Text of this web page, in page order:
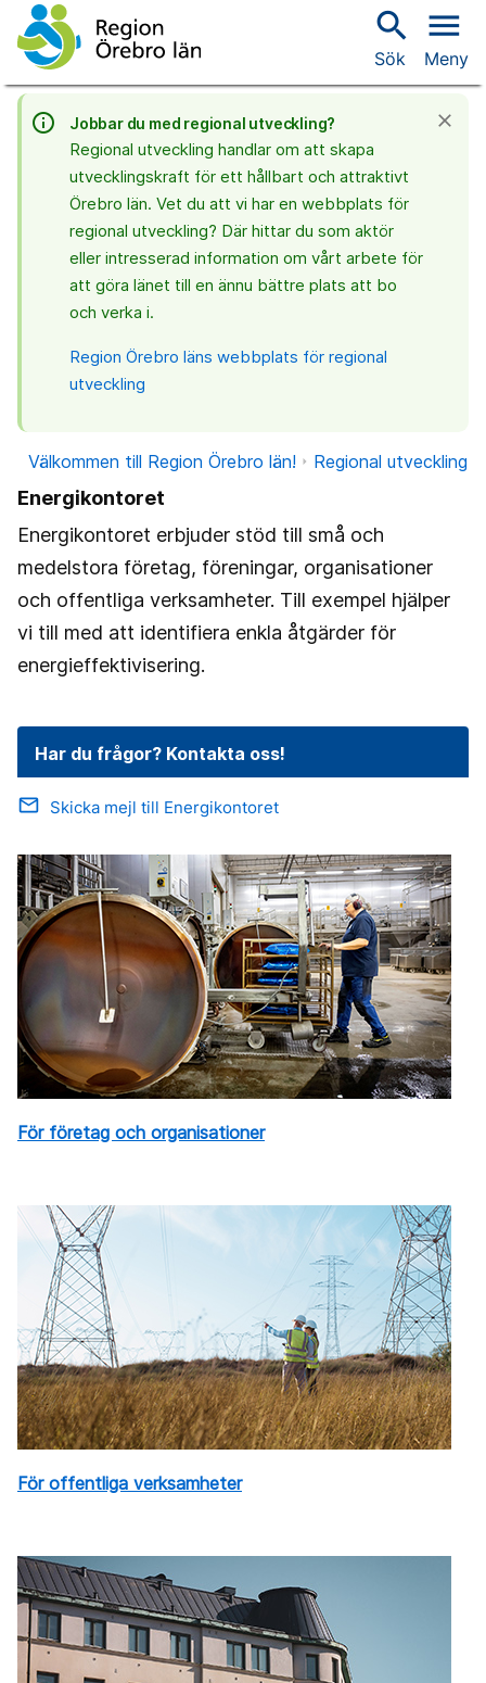
search
Sök
menu
Meny
info_outline
Jobbar du med regional utveckling?
Regional utveckling handlar om att skapa
utvecklingskraft för ett hållbart och attraktivt
Örebro län. Vet du att vi har en webbplats för
regional utveckling? Där hittar du som aktör
eller intresserad information om vårt arbete för
att göra länet till en ännu bättre plats att bo
och verka i.
Region Örebro läns webbplats för regional
utveckling
close
Välkommen till Region Örebro län! Regional utveckling
Energikontoret
Energikontoret erbjuder stöd till små och
medelstora företag, föreningar, organisationer
och offentliga verksamheter. Till exempel hjälper
vi till med att identifiera enkla åtgärder för
energieffektivisering.
Har du frågor? Kontakta oss!
email Skicka mejl till Energikontoret
För företag och organisationer
För offentliga verksamheter